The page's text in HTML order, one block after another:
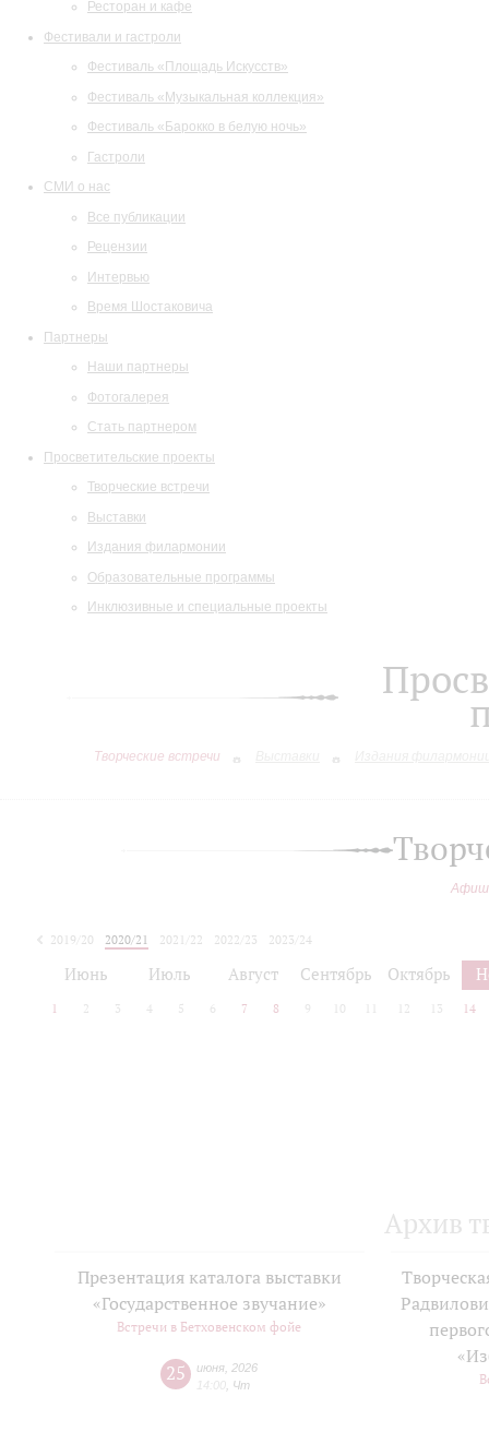
Ресторан и кафе
Фестивали и гастроли
Фестиваль «Площадь Искусств»
Фестиваль «Музыкальная коллекция»
Фестиваль «Барокко в белую ночь»
Гастроли
СМИ о нас
Все публикации
Рецензии
Интервью
Время Шостаковича
Партнеры
Наши партнеры
Фотогалерея
Стать партнером
Просветительские проекты
Творческие встречи
Выставки
Издания филармонии
Образовательные программы
Инклюзивные и специальные проекты
Творческие встречи
2019/20 2020/21 2021/22 2022/23
2023/24
Июнь Июль Август Сентябрь Октябрь
1 2 3 4 5 6 7 8 9 10 12 13 14
Архив
Презентация каталога выставки
«Государственное звучание»
Встречи в Бетховенском фойе
25 июня 2026
14:00 Чт